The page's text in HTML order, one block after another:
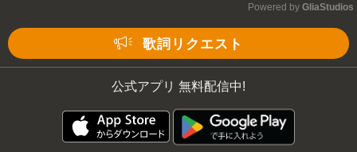
Powered by GliaStudios
歌詞リクエスト
公式アプリ 無料配信中!